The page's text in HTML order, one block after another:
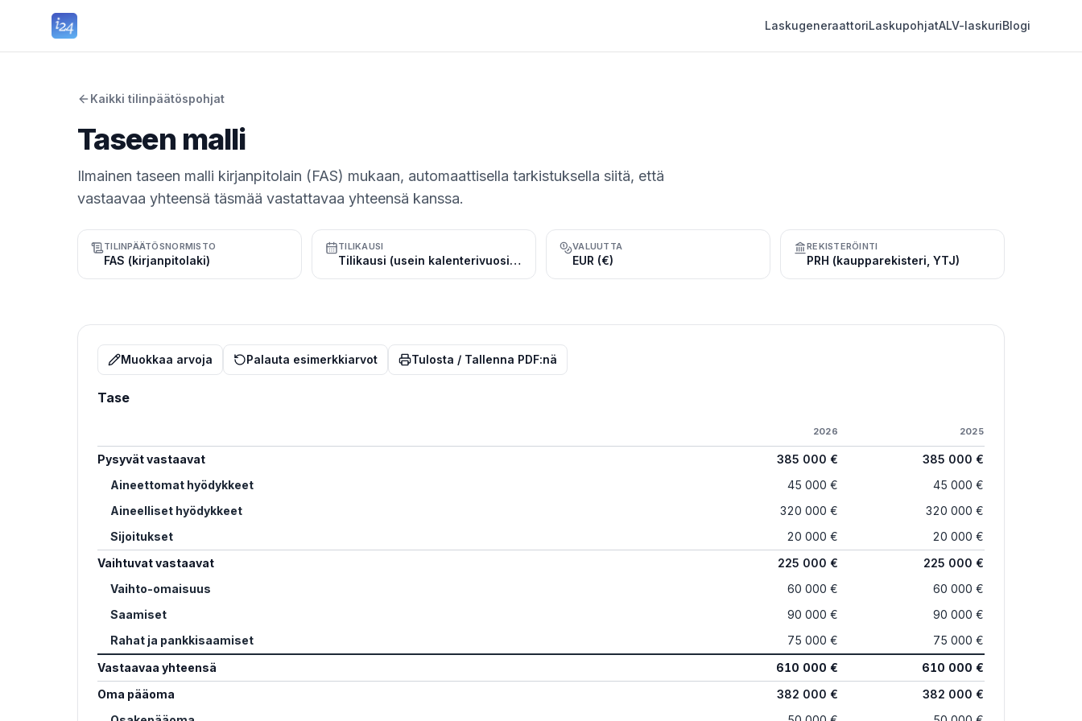
LaskugeneraattoriLaskupohjatALV-laskuriBlogi
Kaikki tilinpäätöspohjat
Taseen malli
Ilmainen taseen malli kirjanpitolain (FAS) mukaan, automaattisella tarkistuksella siitä, että
vastaavaa yhteensä täsmää vastattavaa yhteensä kanssa.
TILINPÄÄTÖSNORMISTO
FAS (kirjanpitolaki)
TILIKAUSI
Tilikausi (usein kalenterivuosi, 1.1.–31.12.), pituus tavallisesti 12 kk
VALUUTTA
EUR (€)
REKISTERÖINTI
PRH (kaupparekisteri, YTJ)
Muokkaa arvoja Palauta esimerkkiarvot Tulosta / Tallenna PDF:nä
Tase
2026 2025
Pysyvät vastaavat 385 000 €
385 000 €
Aineettomat hyödykkeet
45 000 €
45 000 €
Aineelliset hyödykkeet
320 000 €
320 000 €
Sijoitukset
20 000 €
20 000 €
Vaihtuvat vastaavat
225 000 €
225 000 €
Vaihto-omaisuus
60 000 €
60 000 €
Saamiset
90 000 €
90 000 €
Rahat ja pankkisaamiset
75 000 €
75 000 €
Vastaavaa yhteensä
610 000 €
610 000 €
Oma pääoma
382 000 €
382 000 €